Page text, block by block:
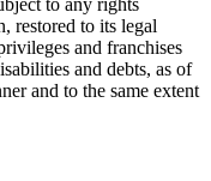
restored to its legal
and franchises
and debts, as of
and to the same extent